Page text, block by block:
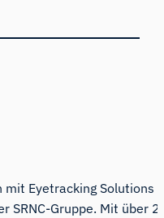
Eyetracking Solutions
SRNC-Gruppe. Mit über